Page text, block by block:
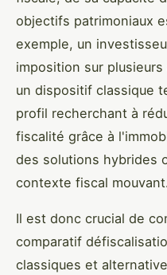
objectifs patrimoniaux
exemple, un
imposition sur
un dispositif classique
profil recherchant à
fiscalité grâce à
des solutions hybrides
contexte fiscal
Il est donc crucial de
comparatif
classiques et